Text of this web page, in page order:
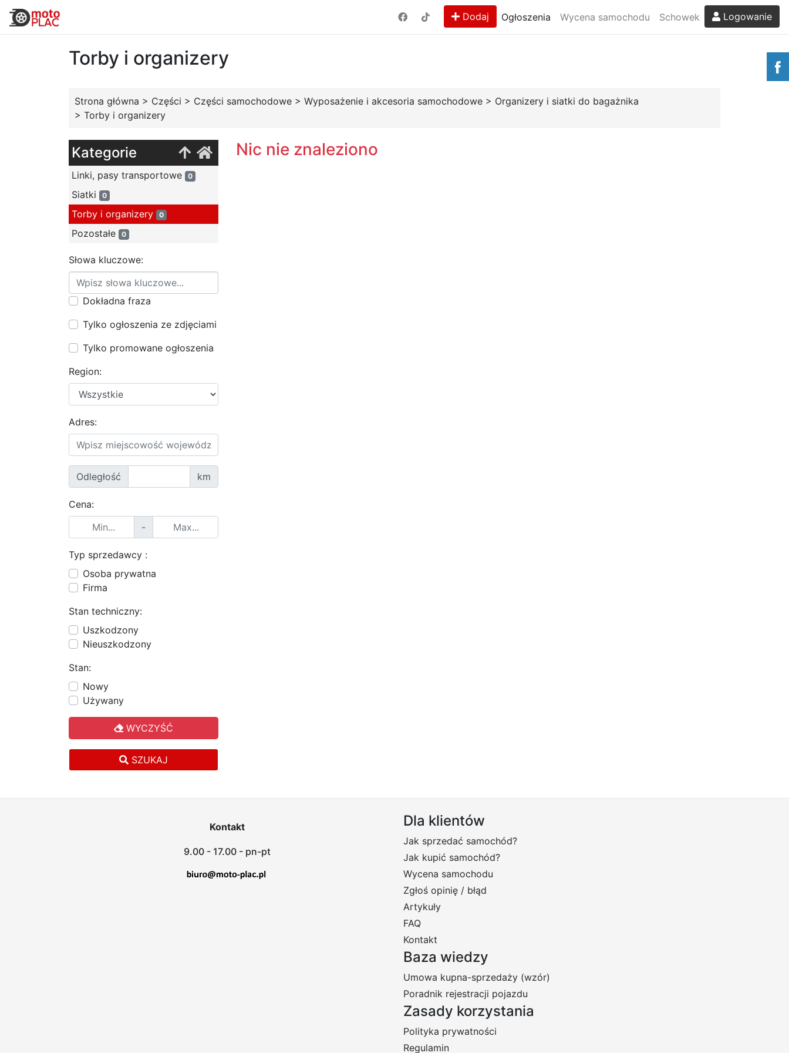
Dodaj Ogłoszenia Wycena samochodu Schowek Logowanie
Torby i organizery
Strona główna > Części > Części samochodowe > Wyposażenie i akcesoria samochodowe > Organizery i siatki do bagażnika
> Torby i organizery
Kategorie
Linki, pasy transportowe 0
Siatki 0
Torby i organizery 0
Pozostałe 0
Słowa kluczowe:
Dokładna fraza
Tylko ogłoszenia ze zdjęciami
Tylko promowane ogłoszenia
Region:
Adres:
Odległość km
Cena:
-
Typ sprzedawcy :
Osoba prywatna
Firma
Stan techniczny:
Uszkodzony
Nieuszkodzony
Stan:
Nowy
Używany
WYCZYŚĆ
SZUKAJ
Nic nie znaleziono
Kontakt
9.00 - 17.00 - pn-pt
Dla klientów
Jak sprzedać samochód?
Jak kupić samochód?
Wycena samochodu
Zgłoś opinię / błąd
Artykuły
FAQ
Kontakt
Baza wiedzy
Umowa kupna-sprzedaży (wzór)
Poradnik rejestracji pojazdu
Zasady korzystania
Polityka prywatności
Regulamin